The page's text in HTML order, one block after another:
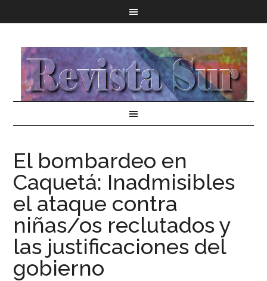
El bombardeo en
Caquetá: Inadmisibles
el ataque contra
niñas/os reclutados y
las justificaciones del
gobierno